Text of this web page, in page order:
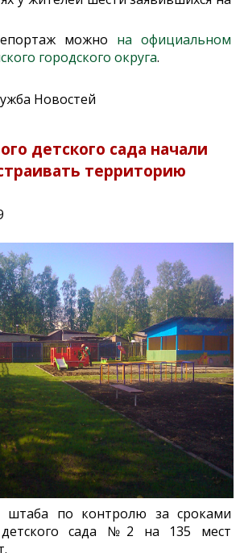
можно на официальном
городского округа.
Новостей
детского сада начали
территорию
по контролю за сроками
детского сада №2 на 135 мест